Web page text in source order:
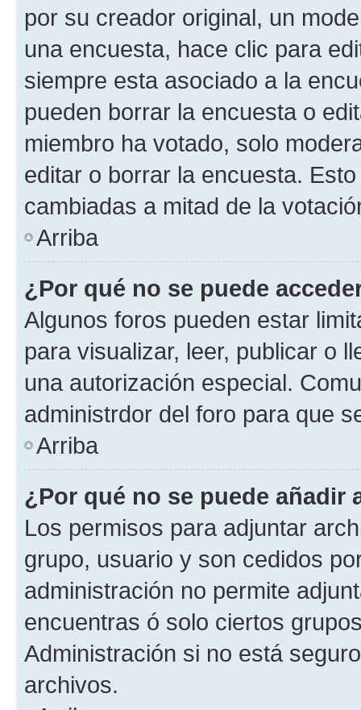
por su creador original, un
una encuesta, hace clic para
siempre esta asociado a la
pueden borrar la encuesta o
miembro ha votado, solo
editar o borrar la encuesta.
cambiadas a mitad de la
Arriba
¿Por qué no se puede
Algunos foros pueden estar
para visualizar, leer, publicar o
una autorización especial.
administrdor del foro para que
Arriba
¿Por qué no se puede añadir
Los permisos para adjuntar
grupo, usuario y son cedidos
administración no permite
encuentras ó solo ciertos
Administración si no está
archivos.